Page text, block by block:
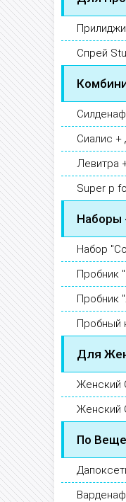
Спрей
Сиалис +
Левитра
Super p
Наборы
Набор
Пробник
Пробник
Пробный
Для
Женский
Женский
По